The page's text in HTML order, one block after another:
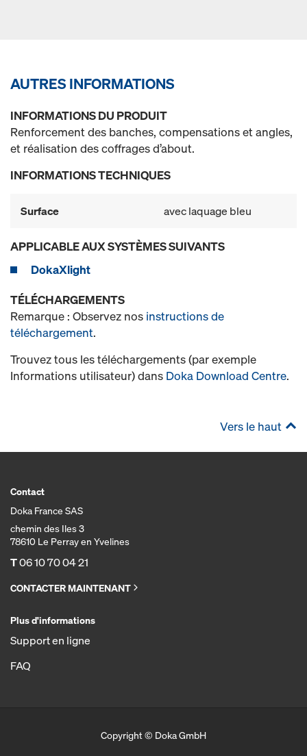
AUTRES INFORMATIONS
INFORMATIONS DU PRODUIT
Renforcement des banches, compensations et angles,
et réalisation des coffrages d’about.
INFORMATIONS TECHNIQUES
Surface avec laquage bleu
APPLICABLE AUX SYSTÈMES SUIVANTS
DokaXlight
TÉLÉCHARGEMENTS
Remarque : Observez nos instructions de
téléchargement.
Trouvez tous les téléchargements (par exemple
Informations utilisateur) dans Doka Download Centre.
Vers le haut
Contact
Doka France SAS
chemin des Iles 3
78610 Le Perray en Yvelines
T06 10 70 04 21
CONTACTER MAINTENANT
Plus d'informations
Support en ligne
FAQ
Copyright © Doka GmbH